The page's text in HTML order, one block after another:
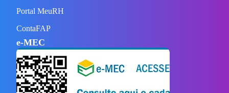
Portal MeuRH
ContaFAP
e-MEC